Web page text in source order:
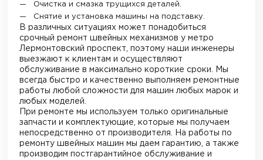
Очистка и смазка трущихся деталей.
Снятие и установка машины на подставку.
В различных ситуациях может понадобиться
срочный ремонт швейных механизмову метро
Лермонтовский проспект
, поэтому наши инженеры
выезжают к клиентам и осуществляют
обслуживание в максимально короткие сроки. Мы
всегда быстро и качественно выполняем ремонтные
работы любой сложности для машин любых марок и
любых моделей.
При ремонте мы используем только оригинальные
запчасти и комплектующие, которые мы получаем
непосредственно от производителя. На работы по
ремонту швейных машин мы даем гарантию, а также
производим постгарантийное обслуживание и